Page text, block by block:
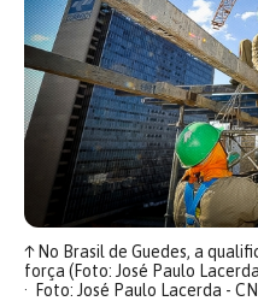
↑No Brasil de Guedes, a
força (Foto: José Paulo
Foto: José Paulo Lacerda -